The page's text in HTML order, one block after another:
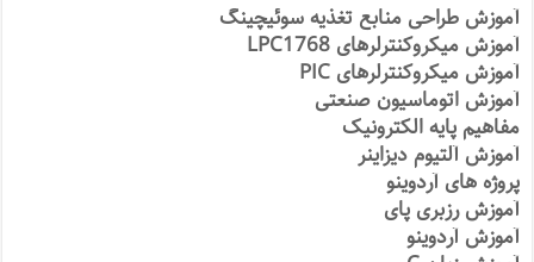
آموزش طراحی منابع تغذیه سوئیچینگ
آموزش میکروکنترلرهای LPC1768
آموزش میکروکنترلرهای PIC
آموزش اتوماسیون صنعتی
مفاهیم پایه الکترونیک
آموزش آلتیوم دیزاینر
پروژه های آردوینو
آموزش رزبری پای
آموزش آردوینو